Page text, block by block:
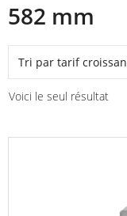
582 mm
Voici le seul résultat